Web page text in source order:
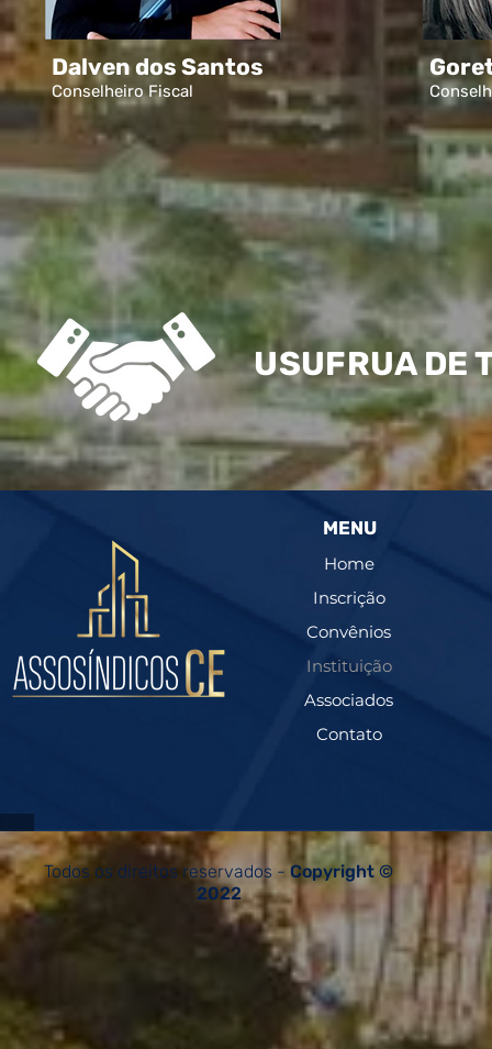
Dalven dos Santos
Conselheiro Fiscal
USUFRUA DE
MENU
Home
Inscrição
Convênios
Instituição
Associados
Contato
Todos os direitos reservados - Copyright ©
2022